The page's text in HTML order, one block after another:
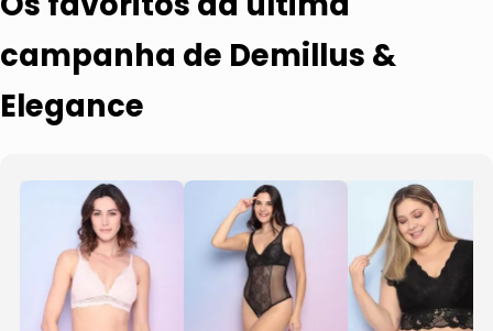
campanha de Demillus &
Elegance